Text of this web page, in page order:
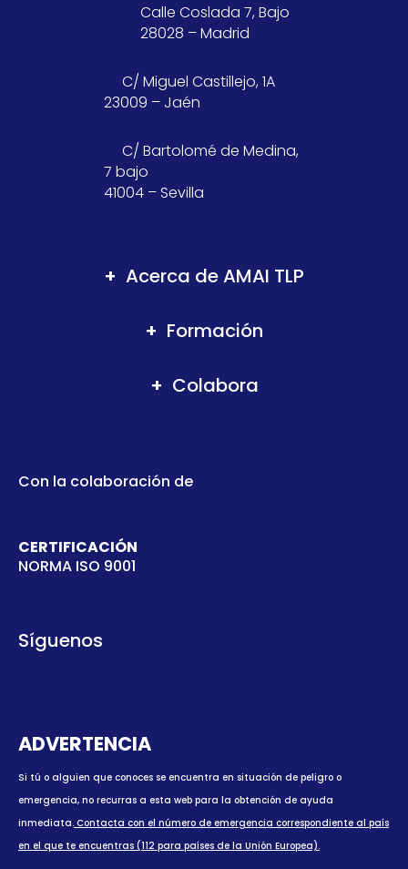
Calle Coslada 7, Bajo
28028 – Madrid
C/ Miguel Castillejo, 1A
23009 – Jaén
C/ Bartolomé de Medina,
7 bajo
41004 – Sevilla
Acerca de AMAI TLP
Formación
Colabora
Con la colaboración de
CERTIFICACIÓN
NORMA ISO 9001
Síguenos
ADVERTENCIA
Si tú o alguien que conoces se encuentra en situación de peligro o
emergencia, no recurras a esta web para la obtención de ayuda
inmediata. Contacta con el número de emergencia correspondiente al país
en el que te encuentras (112 para países de la Unión Europea).